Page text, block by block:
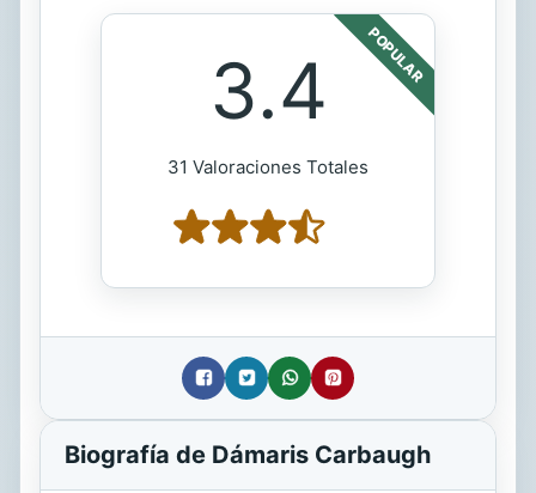
POPULAR
3.4
31 Valoraciones Totales
Biografía de Dámaris Carbaugh